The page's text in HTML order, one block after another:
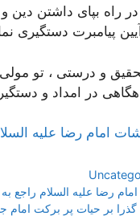
راه بپای داشتن
پیامبرت دستگیری
و درستی ، تو
در امداد و
امام رضا علیه
رضا علیه السلام راجع
بر حیات پر برکت امام